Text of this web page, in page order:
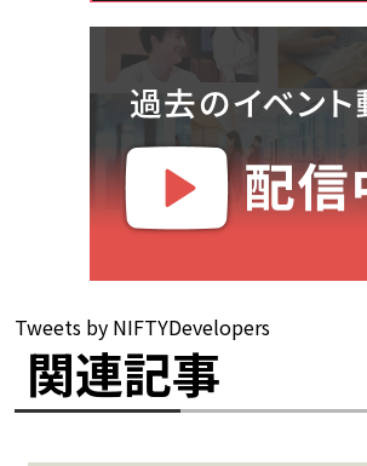
Tweets by NIFTYDevelopers
関連記事